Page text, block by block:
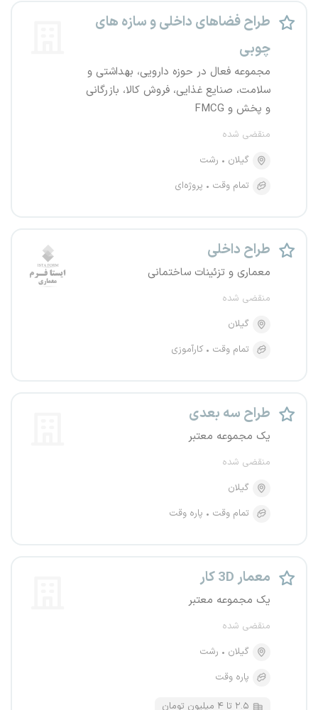
طراح فضاهای داخلی و سازه های
چوبی
مجموعه فعال در حوزه دارویی، بهداشتی و
سلامت، صنایع غذایی، فروش کالا، بازرگانی
و پخش و FMCG
منقضی شده
گیلان
رشت
تمام وقت
پروژه‌ای
طراح داخلی
معماری و تزئینات ساختمانی
منقضی شده
گیلان
تمام وقت
کارآموزی
طراح سه بعدی
یک مجموعه معتبر
منقضی شده
گیلان
تمام وقت
پاره وقت
معمار 3D کار
یک مجموعه معتبر
منقضی شده
گیلان
رشت
پاره وقت
۲.۵ تا ۴ میلیون تومان